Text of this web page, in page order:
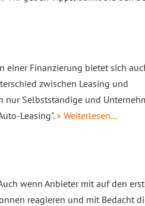
einer Finanzierung bietet sich
zwischen Leasing und
Selbstständige und
Leasing".» Weiterlesen...
wenn Anbieter mit auf den
reagieren und mit Bedacht